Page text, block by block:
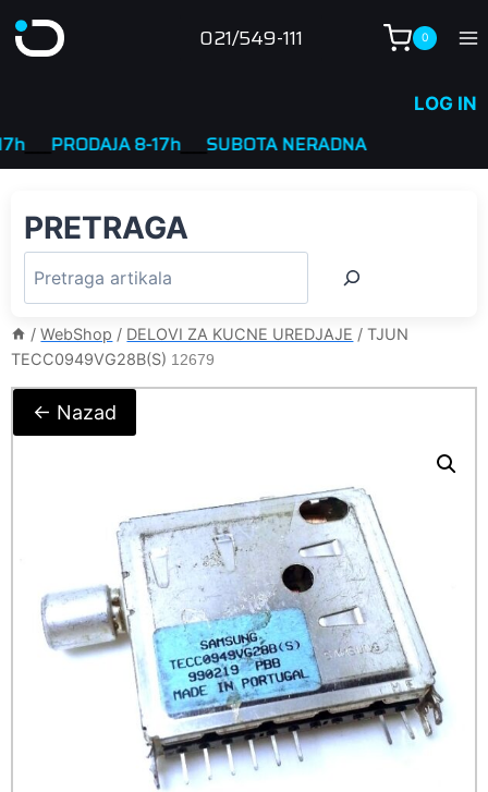
to
021/549-111 0
LOG IN
PRODAJA 8-17h____SUBOTA NERADNA
PRETRAGA
/ WebShop / DELOVI ZA KUCNE UREDJAJE / TJUN
TECC0949VG28B(S) 12679
← Nazad